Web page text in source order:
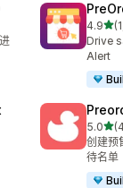
4.9星
总共
Drive
Alert
5.0星
总共
创建预
待名单